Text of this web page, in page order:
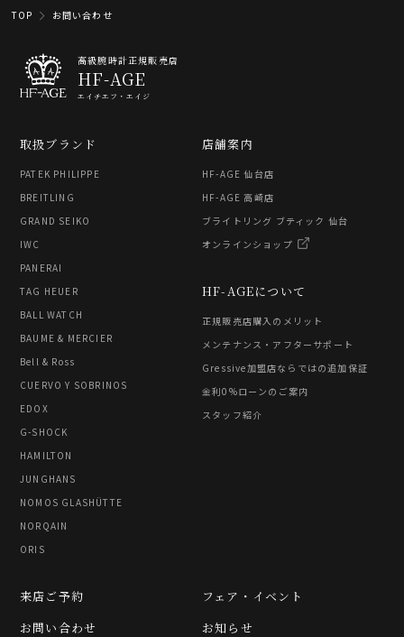
TOP お問い合わせ
高級腕時計正規販売店
HF-AGE
エイチエフ・エイジ
取扱ブランド
PATEK PHILIPPE
BREITLING
GRAND SEIKO
IWC
PANERAI
TAG HEUER
BALL WATCH
BAUME & MERCIER
Bell & Ross
CUERVO Y SOBRINOS
EDOX
G-SHOCK
HAMILTON
JUNGHANS
NOMOS GLASHÜTTE
NORQAIN
ORIS
HF-AGEについて
正規販売店購入のメリット
メンテナンス・アフターサポート
Gressive加盟店ならではの追加保証
金利0%ローンのご案内
スタッフ紹介
店舗案内
HF-AGE 仙台店
HF-AGE 高崎店
ブライトリング ブティック 仙台
オンラインショップ
フェア・イベント
お知らせ
来店ご予約
お問い合わせ